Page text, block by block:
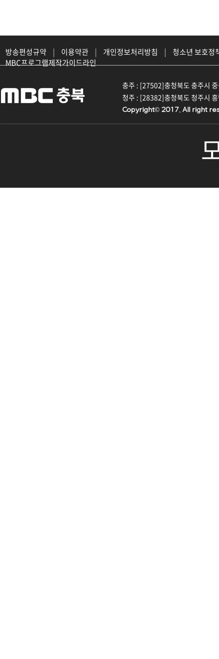
방송편성규약 | 이용약관 | 개인정보처리방침 |
청소년 보호정
MBC프로그램제작가이드라인
충주 : [27502]충청북도 충주시
청주 : [28382]충청북도 청주시
Copyright© 2017. All right